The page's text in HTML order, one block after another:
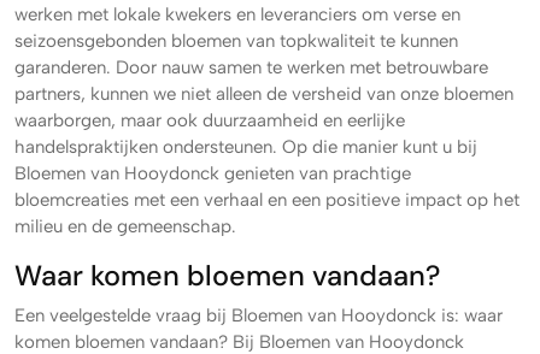
werken met lokale kwekers en leveranciers om verse en
seizoensgebonden bloemen van topkwaliteit te kunnen
garanderen. Door nauw samen te werken met betrouwbare
partners, kunnen we niet alleen de versheid van onze bloemen
waarborgen, maar ook duurzaamheid en eerlijke
handelspraktijken ondersteunen. Op die manier kunt u bij
Bloemen van Hooydonck genieten van prachtige
bloemcreaties met een verhaal en een positieve impact op het
milieu en de gemeenschap.
Waar komen bloemen vandaan?
Een veelgestelde vraag bij Bloemen van Hooydonck is: waar
komen bloemen vandaan? Bij Bloemen van Hooydonck